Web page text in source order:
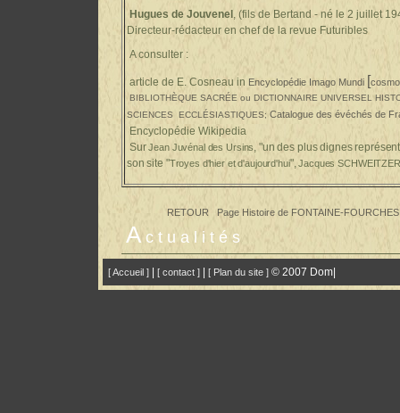
Hugues de Jouvenel , (fils de Bertand - né le 2 juillet
Directeur-rédacteur en chef de la revue
A consulter :
article de E. Cosneau in Encyclopédie Imago Mundi [
BIBLIOTHÈQUE SACRÉE ou DICTIONNAIRE UNIVERSEL
SCIENCES
ECCLÉSIASTIQUES; Catalogue des évéchés de
Encyclopédie Wikipedia
SurJean Juvénal des Ursins , "un des plus dignes
son site "Troyes d'hier et d'aujourd'hui",Jacques SCHWEITZER
RETOUR Page Histoire de FONTAINE-FOURCHES
A ctualités
[ Accueil ] |[ contact ] |[ Plan du site ] © 2007 Dom|